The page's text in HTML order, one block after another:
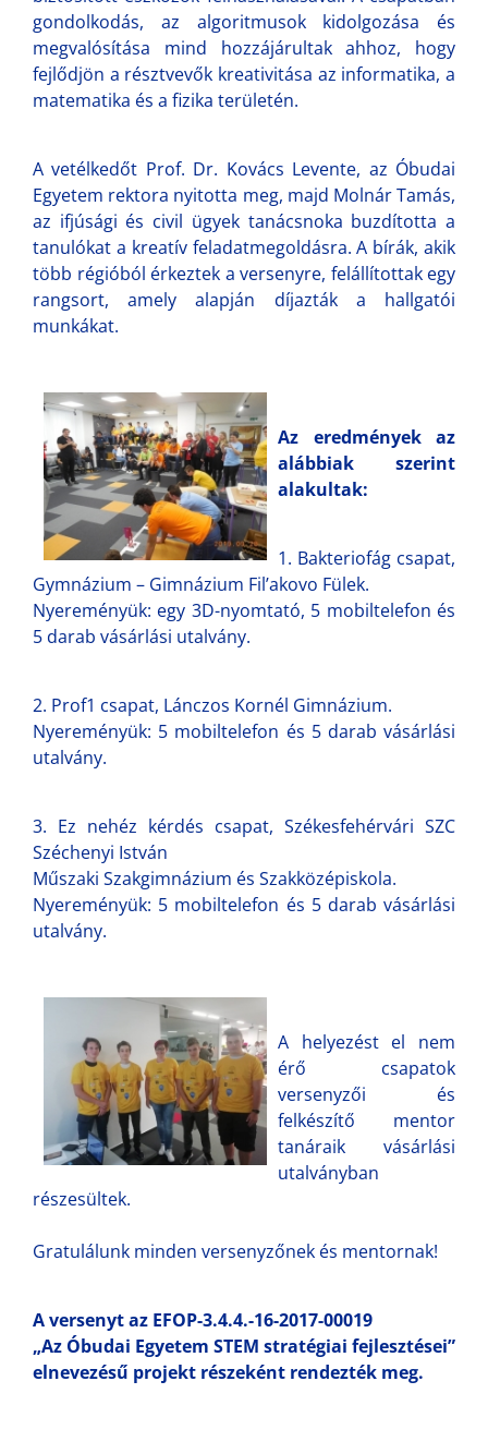
gondolkodás, az algoritmusok kidolgozása és
megvalósítása mind hozzájárultak ahhoz, hogy
fejlődjön a résztvevők kreativitása az informatika, a
matematika és a fizika területén.
A vetélkedőt Prof. Dr. Kovács Levente, az Óbudai
Egyetem rektora nyitotta meg, majd Molnár Tamás,
az ifjúsági és civil ügyek tanácsnoka buzdította a
tanulókat a kreatív feladatmegoldásra. A bírák, akik
több régióból érkeztek a versenyre, felállítottak egy
rangsort, amely alapján díjazták a hallgatói
munkákat.
Az eredmények az
alábbiak szerint
alakultak:
1. Bakteriofág csapat,
Gymnázium – Gimnázium Fil’akovo Fülek.
Nyereményük: egy 3D-nyomtató, 5 mobiltelefon és
5 darab vásárlási utalvány.
2. Prof1 csapat, Lánczos Kornél Gimnázium.
Nyereményük: 5 mobiltelefon és 5 darab vásárlási
utalvány.
3. Ez nehéz kérdés csapat, Székesfehérvári SZC
Széchenyi István
Műszaki Szakgimnázium és Szakközépiskola.
Nyereményük: 5 mobiltelefon és 5 darab vásárlási
utalvány.
A helyezést el nem
érő csapatok
versenyzői és
felkészítő mentor
tanáraik vásárlási
utalványban
részesültek.
Gratulálunk minden versenyzőnek és mentornak!
A versenyt az EFOP-3.4.4.-16-2017-00019
„Az Óbudai Egyetem STEM stratégiai fejlesztései”
elnevezésű projekt részeként rendezték meg.